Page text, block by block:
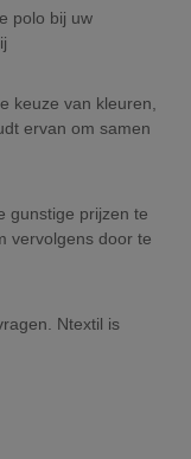
polo bij uw
keuze van kleuren,
ervan om samen
gunstige prijzen te
vervolgens door te
Ntextil is